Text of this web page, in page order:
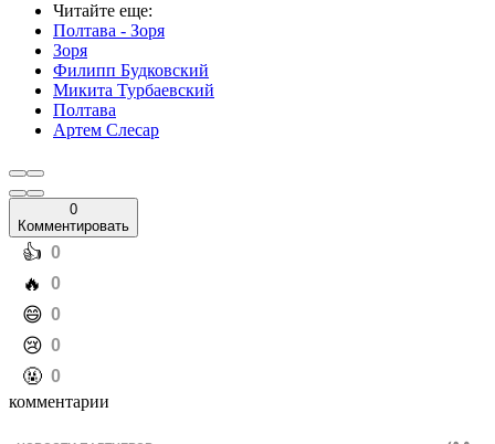
Читайте еще:
Полтава - Зоря
Зоря
Филипп Будковский
Микита Турбаевский
Полтава
Артем Слесар
0
Комментировать
️👍 0
️🔥 0
️😄 0
️😢 0
️🤬 0
комментарии